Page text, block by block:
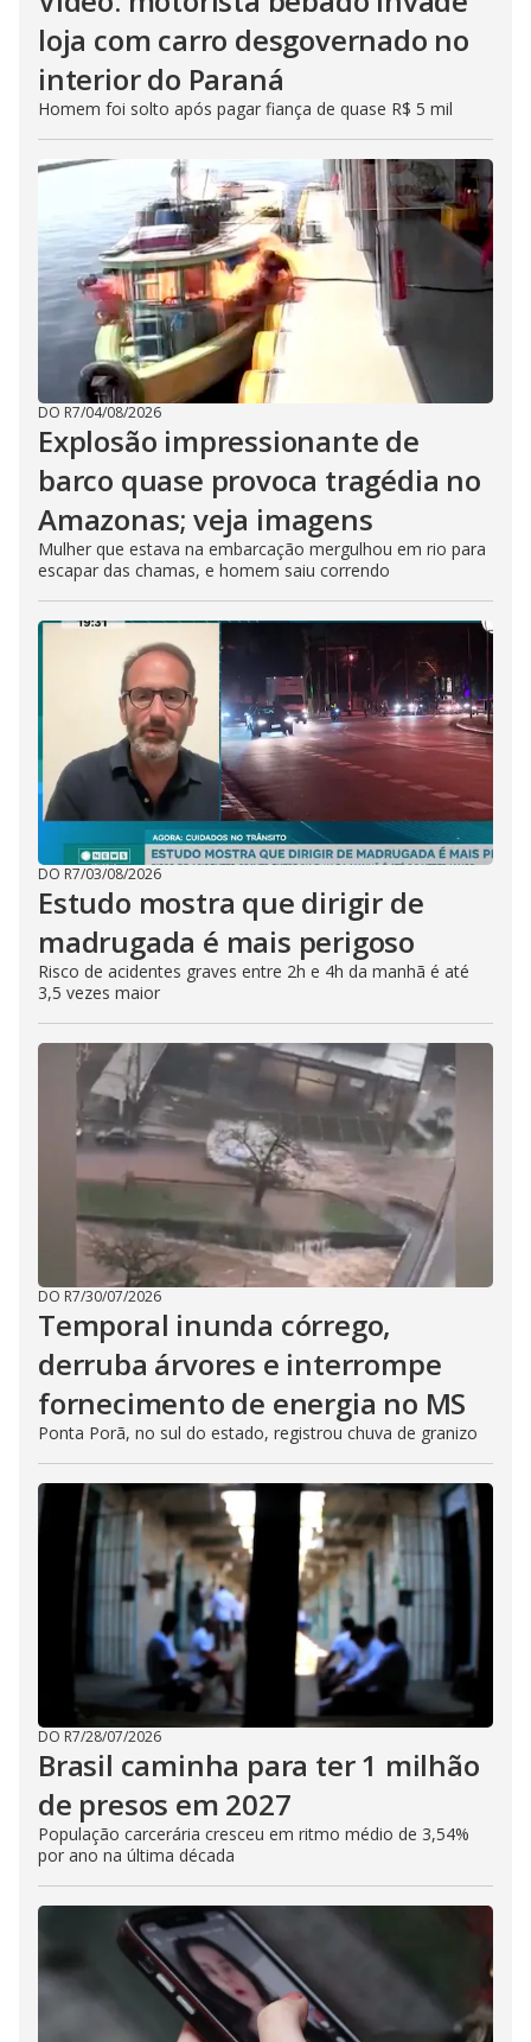
loja com carro desgovernado no
interior do Paraná
Homem foi solto após pagar fiança de quase R$ 5 mil
DO R7/04/08/2026
Explosão impressionante de
barco quase provoca tragédia no
Amazonas; veja imagens
Mulher que estava na embarcação mergulhou em rio para
escapar das chamas, e homem saiu correndo
DO R7/03/08/2026
Estudo mostra que dirigir de
madrugada é mais perigoso
Risco de acidentes graves entre 2h e 4h da manhã é até
3,5 vezes maior
DO R7/30/07/2026
Temporal inunda córrego,
derruba árvores e interrompe
fornecimento de energia no MS
Ponta Porã, no sul do estado, registrou chuva de granizo
DO R7/28/07/2026
Brasil caminha para ter 1 milhão
de presos em 2027
População carcerária cresceu em ritmo médio de 3,54%
por ano na última década